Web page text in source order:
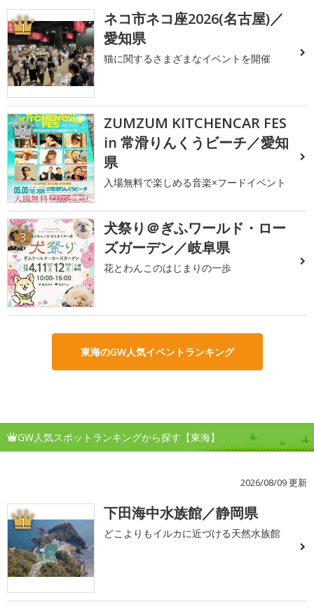
1
ネコ市ネコ座2026(名古屋)／
愛知県
猫に関するさまざまなイベントを開催
2
ZUMZUM KITCHENCAR FES
in 常滑りんくうビーチ／愛知
県
入場無料で楽しめる音楽×フードイベント
3
犬祭り＠ぎふワールド・ロー
ズガーデン／岐阜県
花とわんこのはじまりの一歩
東海のGW人気イベントランキング
GW人気スポットランキングから探す【東海】
2026/08/09 更新
1 下田海中水族館／静岡県
どこよりもイルカに近づける天然水族館